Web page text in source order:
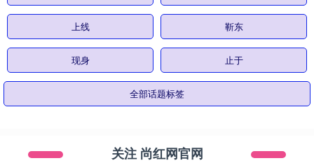
上线 靳东
现身 止于
全部话题标签
关注 尚红网官网